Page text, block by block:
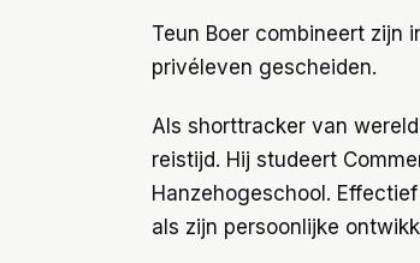
Teun Boer combineert zijn
privéleven gescheiden.
Als shorttracker van
reistijd. Hij studeert
Hanzehogeschool.
als zijn persoonlijke